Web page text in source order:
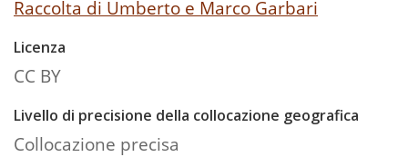
Raccolta di Umberto e Marco Garbari
Licenza
CC BY
Livello di precisione della collocazione geografica
Collocazione precisa